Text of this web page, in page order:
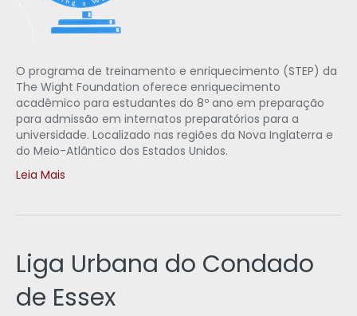
O programa de treinamento e enriquecimento (STEP) da
The Wight Foundation oferece enriquecimento
acadêmico para estudantes do 8º ano em preparação
para admissão em internatos preparatórios para a
universidade. Localizado nas regiões da Nova Inglaterra e
do Meio-Atlântico dos Estados Unidos.
Leia Mais
Liga Urbana do Condado
de Essex